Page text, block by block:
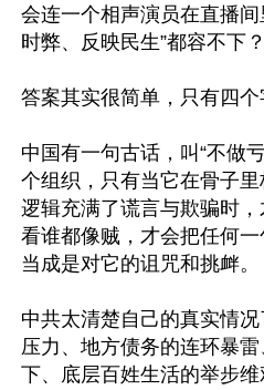
会连一个相声演员在直播
时弊、反映民生”都容不下
答案其实很简单，只有四个
中国有一句古话，叫“不做
个组织，只有当它在骨子
逻辑充满了谎言与欺骗时
看谁都像贼，才会把任何
当成是对它的诅咒和挑衅。
中共太清楚自己的真实情
压力、地方债务的连环暴
下、底层百姓生活的举步